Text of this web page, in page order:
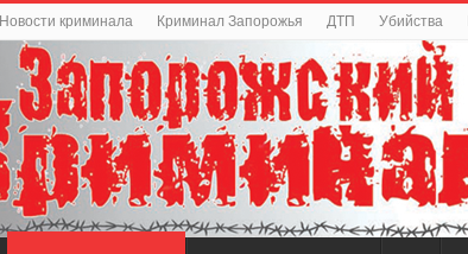
Новости криминала Криминал Запорожья ДТП Убийства